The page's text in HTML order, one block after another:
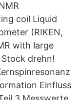
coil Liquid
(RIKEN,
with large
drehn!
Einfluss